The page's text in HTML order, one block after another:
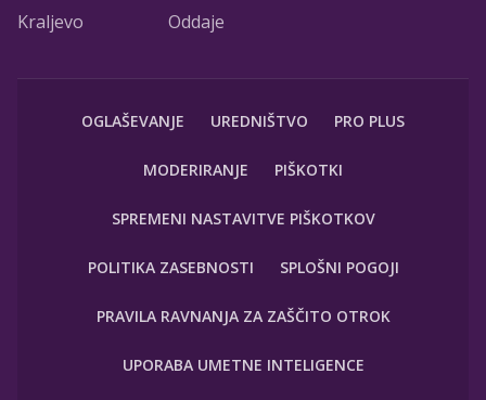
Kraljevo Oddaje
OGLAŠEVANJE UREDNIŠTVO PRO PLUS
MODERIRANJE PIŠKOTKI
SPREMENI NASTAVITVE PIŠKOTKOV
POLITIKA ZASEBNOSTI SPLOŠNI POGOJI
PRAVILA RAVNANJA ZA ZAŠČITO OTROK
UPORABA UMETNE INTELIGENCE